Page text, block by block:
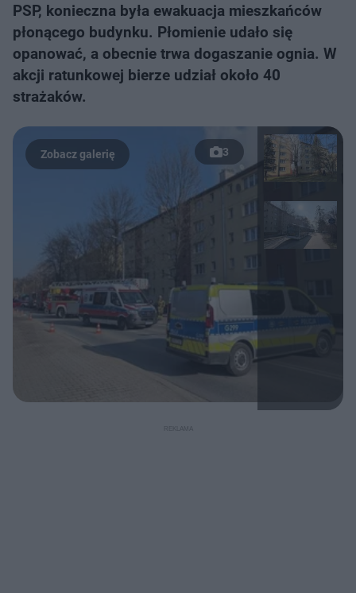
PSP, konieczna była ewakuacja mieszkańców
płonącego budynku. Płomienie udało się
opanować, a obecnie trwa dogaszanie ognia. W
akcji ratunkowej bierze udział około 40
strażaków.
3